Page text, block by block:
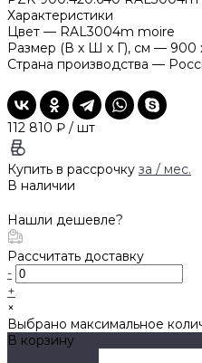
Характеристики
Цвет — RAL3004m moire
Размер (В х Ш х Г), см — 900
Страна производства —
112 810 ₽ / шт
Купить в рассрочку за / мес.
В наличии
Нашли дешевле?
Рассчитать доставку
-
+
×
Выбрано максимальное
В корзину